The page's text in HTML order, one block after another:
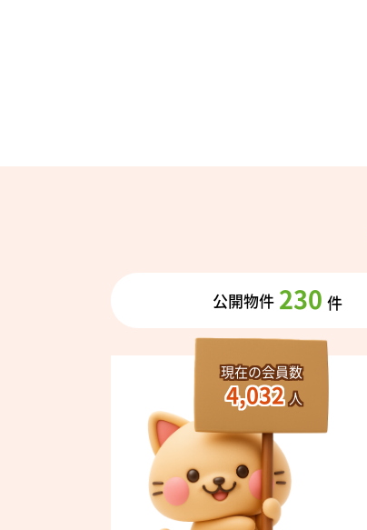
公開物件 230 件
現在の会員数
4,032 人